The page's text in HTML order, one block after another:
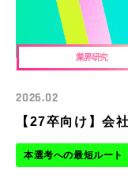
業界研究
2026.02
【27卒向け】会
本選考への最短ルート